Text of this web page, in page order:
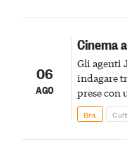
06
AGO
Cinema
Gli agenti
indagare
prese con
Bra